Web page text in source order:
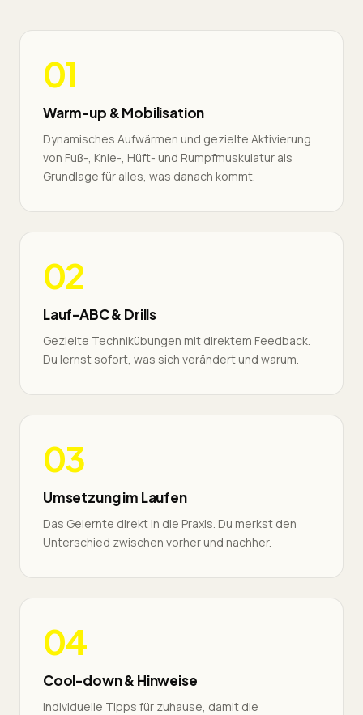
01
Warm-up & Mobilisation
Dynamisches Aufwärmen und gezielte Aktivierung
von Fuß-, Knie-, Hüft- und Rumpfmuskulatur als
Grundlage für alles, was danach kommt.
02
Lauf-ABC & Drills
Gezielte Technikübungen mit direktem Feedback.
Du lernst sofort, was sich verändert und warum.
03
Umsetzung im Laufen
Das Gelernte direkt in die Praxis. Du merkst den
Unterschied zwischen vorher und nachher.
04
Cool-down & Hinweise
Individuelle Tipps für zuhause, damit die